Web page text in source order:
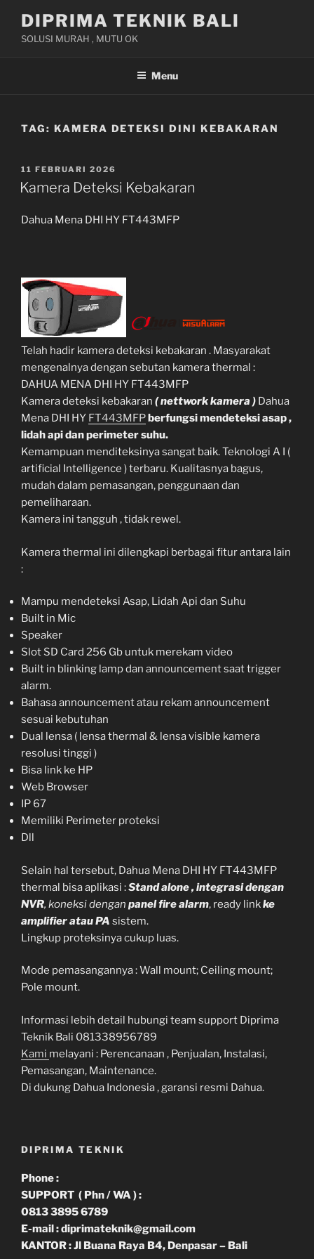
content
DIPRIMA TEKNIK BALI
SOLUSI MURAH , MUTU OK
Menu
TAG: KAMERA DETEKSI DINI KEBAKARAN
POSTED
ON
11 FEBRUARI 2026
Kamera Deteksi Kebakaran
Dahua Mena DHI HY FT443MFP
Telah hadir kamera deteksi kebakaran . Masyarakat
mengenalnya dengan sebutan kamera thermal :
DAHUA MENA DHI HY FT443MFP
Kamera deteksi kebakaran ( nettwork kamera ) Dahua
Mena DHI HY FT443MFPberfungsi mendeteksi asap ,
lidah api dan perimeter suhu.
Kemampuan menditeksinya sangat baik. Teknologi A I (
artificial Intelligence ) terbaru. Kualitasnya bagus,
mudah dalam pemasangan, penggunaan dan
pemeliharaan.
Kamera ini tangguh , tidak rewel.
Kamera thermal ini dilengkapi berbagai fitur antara lain
:
Mampu mendeteksi Asap, Lidah Api dan Suhu
Built in Mic
Speaker
Slot SD Card 256 Gb untuk merekam video
Built in blinking lamp dan announcement saat trigger
alarm.
Bahasa announcement atau rekam announcement
sesuai kebutuhan
Dual lensa ( lensa thermal & lensa visible kamera
resolusi tinggi )
Bisa link ke HP
Web Browser
IP 67
Memiliki Perimeter proteksi
Dll
Selain hal tersebut, Dahua Mena DHI HY FT443MFP
thermal bisa aplikasi :Stand alone , integrasi dengan
NVR, koneksi dengan panel fire alarm, ready linkke
amplifier atau PA sistem.
Lingkup proteksinya cukup luas.
Mode pemasangannya : Wall mount; Ceiling mount;
Pole mount.
Informasi lebih detail hubungi team support Diprima
Teknik Bali 081338956789
Kami melayani : Perencanaan , Penjualan, Instalasi,
Pemasangan, Maintenance.
Di dukung Dahua Indonesia , garansi resmi Dahua.
DIPRIMA TEKNIK
Phone :
SUPPORT ( Phn / WA ) :
0813 3895 6789
E-mail : diprimateknik@gmail.com
KANTOR : Jl Buana Raya B4, Denpasar – Bali